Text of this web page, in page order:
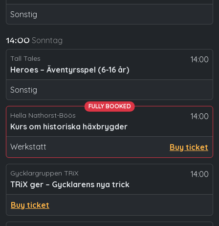
Sonstig
14:00 Sonntag
14:00
Tall Tales
Heroes – Äventyrsspel (6-16 år)
Sonstig
14:00
Hella Nathorst-Böös
Kurs om historiska häxbrygder
Werkstatt Buy ticket
FULLY BOOKED
14:00
Gycklargruppen TRiX
TRiX ger – Gycklarens nya trick
Buy ticket